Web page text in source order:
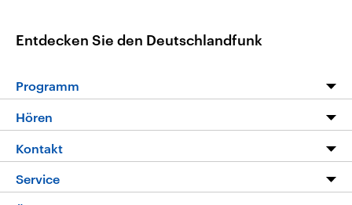
Entdecken Sie den Deutschlandfunk
Programm
Die Nachrichten
Nachrichtenleicht
Hören
Livestream
Podcasts
Kontakt
Hörerservice
Service